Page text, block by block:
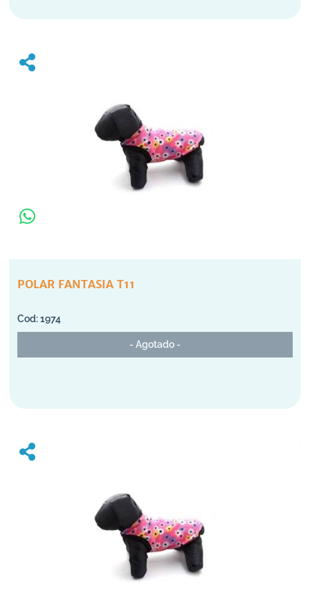
POLAR FANTASIA T11
1974
- Agotado -